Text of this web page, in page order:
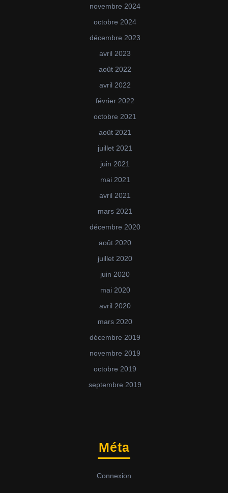
novembre 2024
octobre 2024
décembre 2023
avril 2023
août 2022
avril 2022
février 2022
octobre 2021
août 2021
juillet 2021
juin 2021
mai 2021
avril 2021
mars 2021
décembre 2020
août 2020
juillet 2020
juin 2020
mai 2020
avril 2020
mars 2020
décembre 2019
novembre 2019
octobre 2019
septembre 2019
Méta
Connexion